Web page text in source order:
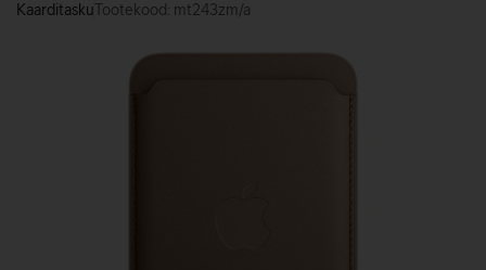
KaarditaskuTootekood: mt243zm/a